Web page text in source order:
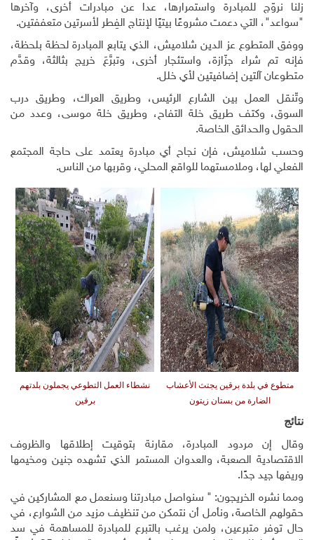
زلنا نروّج للمبادرة واستمرارها، عدا عن مبادرات أخرى، وآخرها
"سواعد"، التي دعمت مشروعًا بيتيًا لإنتاج الفِطر لأسرتين متعففتين.
ووفق المتطوع عز الدين شلاميش، الذي يتابع المبادرة لحظة بلحظة،
فإنه تم شراء جزّازة، واستئجار أخرى، وتبرَّعَ خريج بثالثة، وقدَّم
متطوعان آلتين إضافيتين لأي خلل.
وتّنقل العمل بين الشارع الرئيس، وطريق العراك، وطريق درب
السوق، وكتف طريق خلة التفاح، وطريق خلة موسى، وعدد من
الحقول والحدائق الخاصة.
وحسب شلاميش، فإن نجاح أي مبادرة يعتمد على حاجة المجتمع
الفعلي لها، وملامستهما للواقع المحلي، وقربها من الناس.
متطوع في بلدة برقين يجتث الأعشاب
الضارة من بستان زيتون
نشطاء العمل التطوعي يجملون بلدتهم
برقين
نتائج
وقال إن مردود المبادرة، مقارنة بتوقيت إطلاقها والظروف
الاقتصادية الصعبة، والعدوان المستمر الذي تشهده جنين ومخيمها
وريفها جيد جدًا.
ومما نشره الخريجون: " سنواصل مبادرتنا وسنعمل مع المشاركين في
حقولهم الخاصة، ونأمل أن نتمكن من تنظيف مزيد من الشوارع، في
حال توفر متبرعين، ولمن يرغب بالتبرع للمبادرة للمساهمة في سد